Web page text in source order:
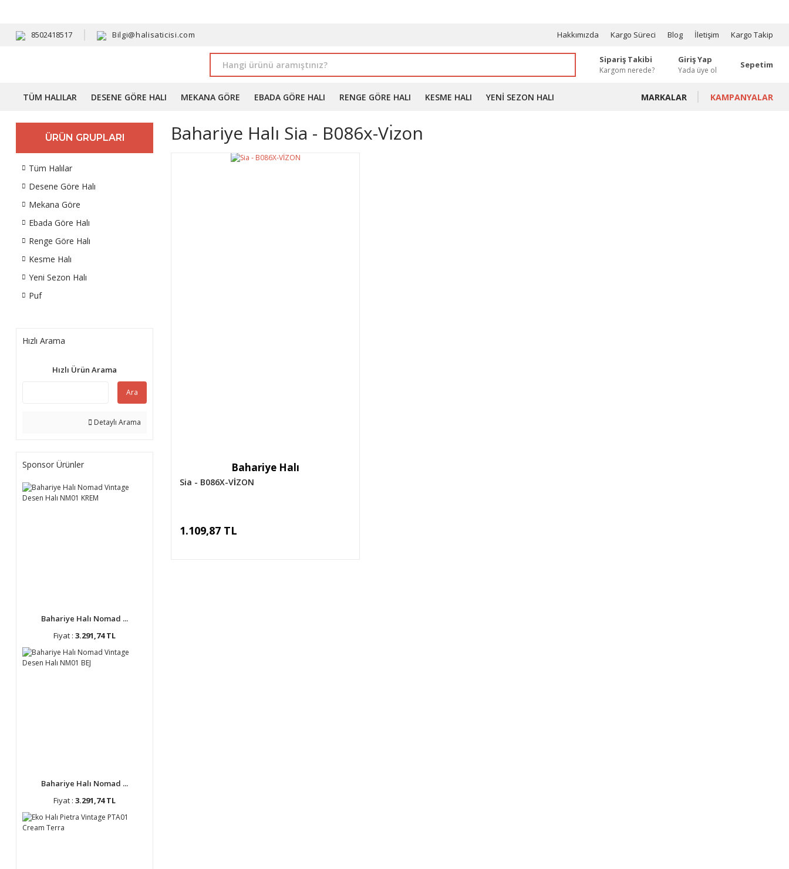
8502418517 Bilgi@halisaticisi.com Hakkımızda Kargo Süreci Blog İletişim Kargo Takip
Sipariş Takibi
Kargom nerede?
Giriş Yap
Yada üye ol
Sepetim
TÜM HALILAR DESENE GÖRE HALI MEKANA GÖRE EBADA GÖRE HALI RENGE GÖRE HALI KESME HALI YENI SEZON HALI MARKALAR KAMPANYALAR
ÜRÜN GRUPLARI
Tüm Halılar
Desene Göre Halı
Mekana Göre
Ebada Göre Halı
Renge Göre Halı
Kesme Halı
Yeni Sezon Halı
Puf
Hızlı Arama
Hızlı Ürün Arama
Ara
Detaylı Arama
Sponsor Ürünler
Bahariye Halı Nomad ...
Fiyat : 3.291,74 TL
Bahariye Halı Nomad ...
Fiyat : 3.291,74 TL
Bahariye Halı Sia - B086x-Vı̇zon
Bahariye Halı
Sia - B086X-VİZON
1.109,87 TL